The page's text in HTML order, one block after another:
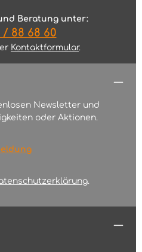
Beratung unter:
/ 88 68 60
Kontaktformular.
Newsletter und
oder Aktionen.
.